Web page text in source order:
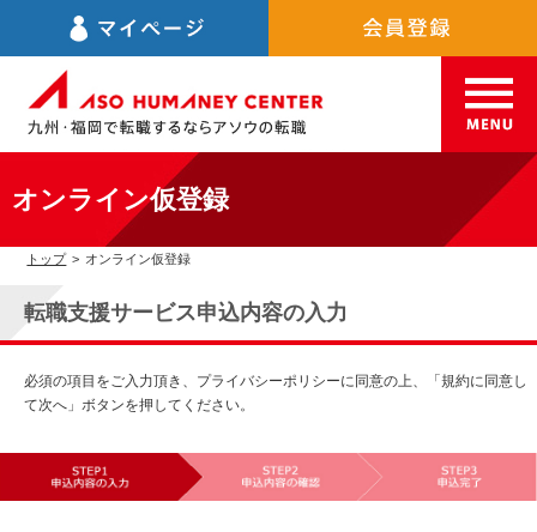
オンライン仮登録
トップ > オンライン仮登録
転職支援サービス申込内容の入力
必須の項目をご入力頂き、プライバシーポリシーに同意の上、「規約に同意し
て次へ」ボタンを押してください。